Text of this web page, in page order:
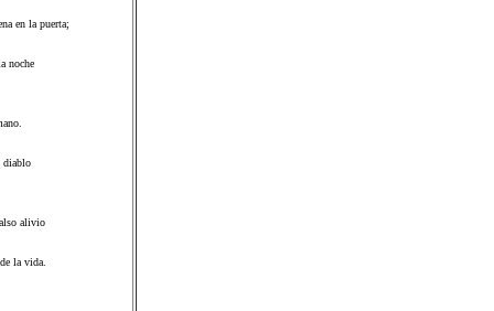
en la puerta;
noche
diablo
alivio
la vida.